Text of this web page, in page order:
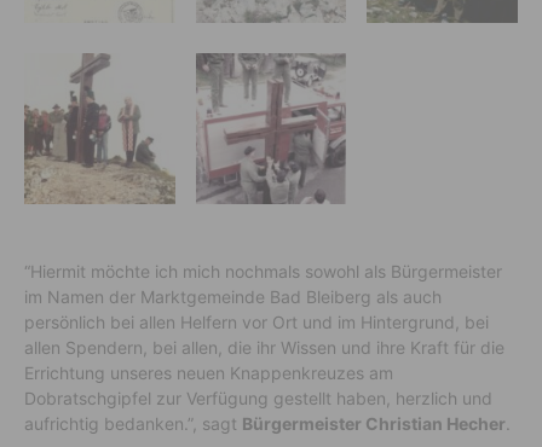
“Hiermit möchte ich mich nochmals sowohl als Bürgermeister
im Namen der Marktgemeinde Bad Bleiberg als auch
persönlich bei allen Helfern vor Ort und im Hintergrund, bei
allen Spendern, bei allen, die ihr Wissen und ihre Kraft für die
Errichtung unseres neuen Knappenkreuzes am
Dobratschgipfel zur Verfügung gestellt haben, herzlich und
aufrichtig bedanken.”, sagt Bürgermeister Christian Hecher